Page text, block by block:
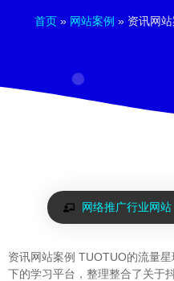
首页 » 网站案例 » 资讯网
网络推广行业网站
资讯网站案例 TUOTUO的流量
下的学习平台，整理整合了关于